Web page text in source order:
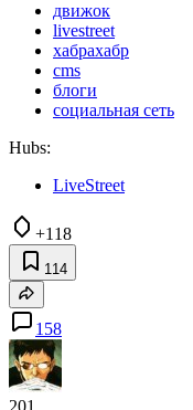
движок
livestreet
хабрахабр
cms
блоги
социальная сеть
Hubs:
LiveStreet
+118
114
158